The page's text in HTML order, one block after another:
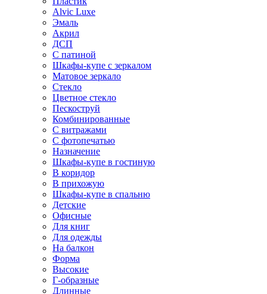
Alvic Luxe
Эмаль
Акрил
ДСП
С патиной
Шкафы-купе с зеркалом
Матовое зеркало
Стекло
Цветное стекло
Пескоструй
Комбинированные
С витражами
С фотопечатью
Назначение
Шкафы-купе в гостиную
В коридор
В прихожую
Шкафы-купе в спальню
Детские
Офисные
Для книг
Для одежды
На балкон
Форма
Высокие
Г-образные
Длинные